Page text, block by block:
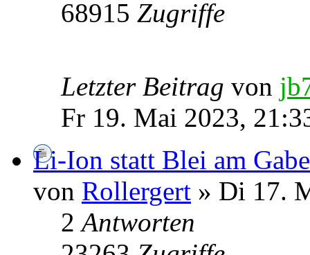
68915 Zugriffe
Letzter Beitrag von
Fr 19. Mai 2023,
Li-Ion statt Blei am
von Rollergert » Di 17.
2Antworten